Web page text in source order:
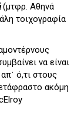
(μτφρ. Αθηνά
τοιχογραφία
να είναι
ό,τι στους
ακόμη